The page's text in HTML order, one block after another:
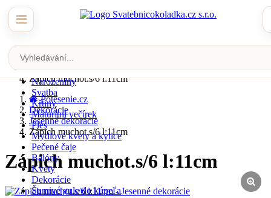
Zobrazit katalog
Potesenie.cz
Dekorácie
Jesenné dekorácie
Zápich muchot.s/6 l:11cm
Velikonoce
Narozeniny
Svatba
Křtiny
Maturitní večírek
Ples
Mydlové kvety a kytice
Pečené čaje
Balóny
Kvety
Dekorácie
Šumivé gule do kúpeľa
Potesenie.cz
Dekorácie
Jesenné dekorácie
Zápich muchot.s/6 l:11cm
Zápich muchot.s/6 l:11cm